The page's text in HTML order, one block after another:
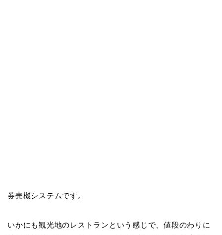
券売機システムです。
いかにも観光地のレストランという感じで、値段のわりに